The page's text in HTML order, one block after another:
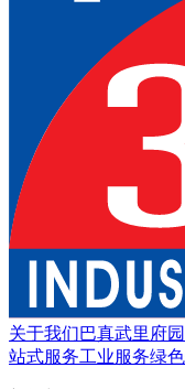
关于我们巴真武里府
站式服务工业服务绿